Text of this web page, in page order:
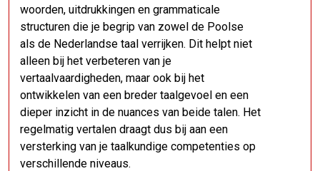
woorden, uitdrukkingen en grammaticale
structuren die je begrip van zowel de Poolse
als de Nederlandse taal verrijken. Dit helpt niet
alleen bij het verbeteren van je
vertaalvaardigheden, maar ook bij het
ontwikkelen van een breder taalgevoel en een
dieper inzicht in de nuances van beide talen. Het
regelmatig vertalen draagt dus bij aan een
versterking van je taalkundige competenties op
verschillende niveaus.